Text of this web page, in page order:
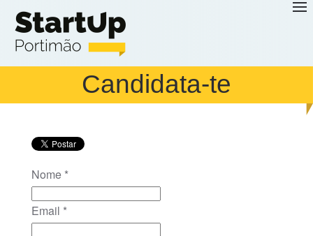
Saltar para o conteúdo principal
Candidata-te
Nome *
Email *